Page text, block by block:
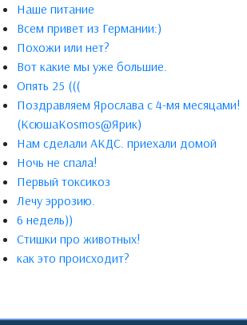
Наше питание
Всем привет из Германии:)
Похожи или нет?
Вот какие мы уже большие.
Опять 25 (((
Поздравляем Ярослава с 4-мя месяцами!
(КсюшаKosmos@Ярик)
Нам сделали АКДС. приехали домой
Ночь не спала!
Первый токсикоз
Лечу эррозию.
6 недель))
Стишки про животных!
как это происходит?